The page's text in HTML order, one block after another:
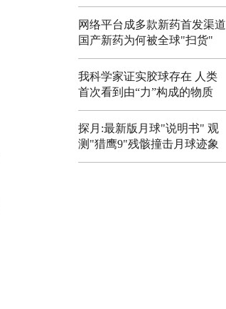
网络平台成多款新药首发渠道
国产新药为何被全球"扫货"
我科学家证实胶球存在 人类
首次看到由“力”构成的物质
探月:最新版月球"说明书" 观
测"猎鹰9"残骸撞击月球迹象